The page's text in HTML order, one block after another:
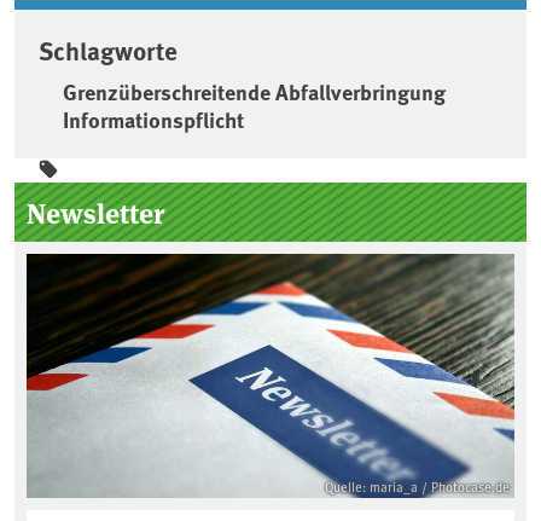
Schlagworte
Grenzüberschreitende Abfallverbringung
Informationspflicht
Seitenleiste
Newsletter
Quelle: maria_a / Photocase.de